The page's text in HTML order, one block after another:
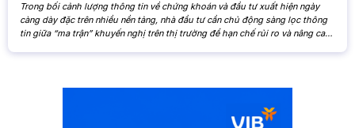
Trong bối cảnh lượng thông tin về chứng khoán và đầu tư xuất hiện ngày
càng dày đặc trên nhiều nền tảng, nhà đầu tư cần chủ động sàng lọc thông
tin giữa “ma trận” khuyến nghị trên thị trường để hạn chế rủi ro và nâng cao